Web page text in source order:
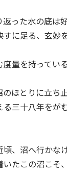
った水の底は
に足る、玄妙
度量を持ってい
ほとりに立ち
三十八年をが
、沼へ行かな
たこの沼こそ